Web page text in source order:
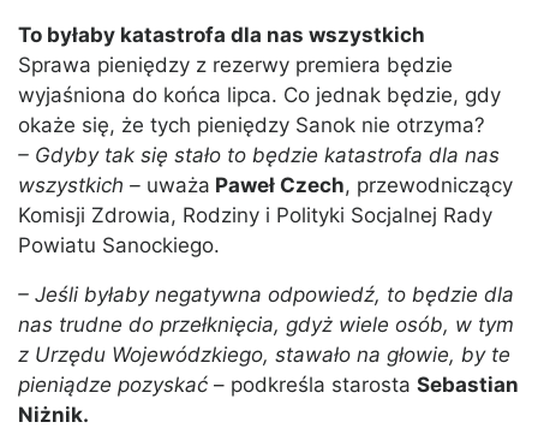
To byłaby katastrofa dla nas wszystkich
Sprawa pieniędzy z rezerwy premiera będzie
wyjaśniona do końca lipca. Co jednak będzie, gdy
okaże się, że tych pieniędzy Sanok nie otrzyma?
– Gdyby tak się stało to będzie katastrofa dla nas
wszystkich – uważa Paweł Czech, przewodniczący
Komisji Zdrowia, Rodziny i Polityki Socjalnej Rady
Powiatu Sanockiego.
– Jeśli byłaby negatywna odpowiedź, to będzie dla
nas trudne do przełknięcia, gdyż wiele osób, w tym
z Urzędu Wojewódzkiego, stawało na głowie, by te
pieniądze pozyskać – podkreśla starosta Sebastian
Niżnik.